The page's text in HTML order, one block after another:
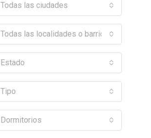
Todas las ciudades
Todas las localidades o barrios
Estado
Tipo
Dormitorios